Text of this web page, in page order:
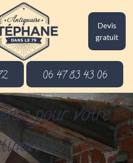
Devis
gratuit
06 47 83 43 06
pour votre